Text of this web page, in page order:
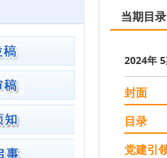
当期目录
2024年
封面
目录
党建引